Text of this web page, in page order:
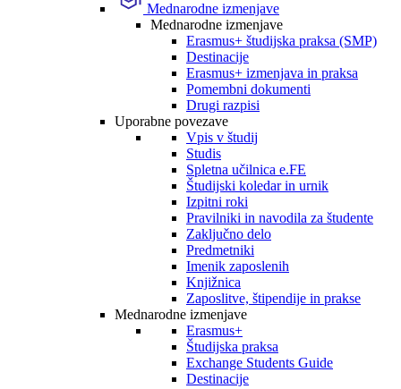
Mednarodne izmenjave
Mednarodne izmenjave
Erasmus+ študijska praksa (SMP)
Destinacije
Erasmus+ izmenjava in praksa
Pomembni dokumenti
Drugi razpisi
Uporabne povezave
Vpis v študij
Studis
Spletna učilnica e.FE
Študijski koledar in urnik
Izpitni roki
Pravilniki in navodila za študente
Zaključno delo
Predmetniki
Imenik zaposlenih
Knjižnica
Zaposlitve, štipendije in prakse
Mednarodne izmenjave
Erasmus+
Študijska praksa
Exchange Students Guide
Destinacije